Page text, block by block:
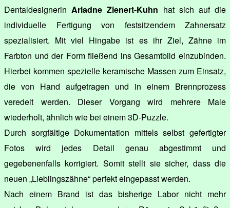
Dentaldesignerin Ariadne Zienert-Kuhn hat sich auf die
individuelle Fertigung von festsitzendem Zahnersatz
spezialisiert. Mit viel Hingabe ist es ihr Ziel, Zähne im
Farbton und der Form fließend ins Gesamtbild einzubinden.
Hierbei kommen spezielle keramische Massen zum Einsatz,
die von Hand aufgetragen und in einem Brennprozess
veredelt werden. Dieser Vorgang wird mehrere Male
wiederholt, ähnlich wie bei einem 3D-Puzzle.
Durch sorgfältige Dokumentation mittels selbst gefertigter
Fotos wird jedes Detail genau abgestimmt und
gegebenenfalls korrigiert. Somit stellt sie sicher, dass die
neuen „Lieblingszähne“ perfekt eingepasst werden.
Nach einem Brand ist das bisherige Labor nicht mehr